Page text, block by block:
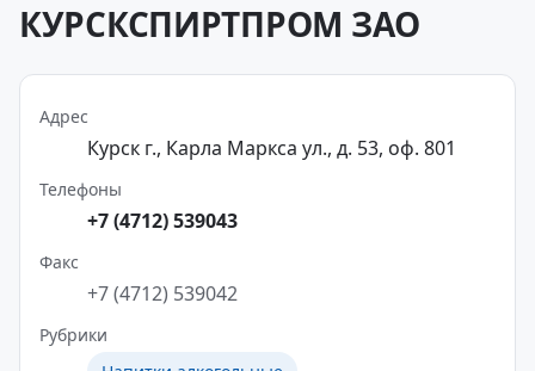
КУРСКСПИРТПРОМ ЗАО
Адрес
Курск г., Карла Маркса ул., д. 53, оф. 801
Телефоны
+7 (4712) 539043
Факс
+7 (4712) 539042
Рубрики